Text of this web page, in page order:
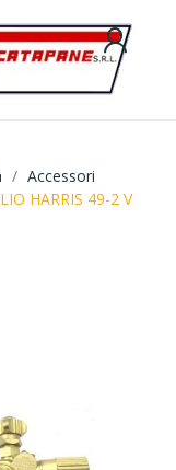
Accessori
HARRIS 49-2 V